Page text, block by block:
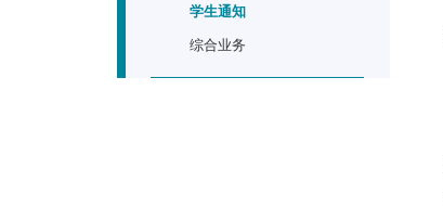
学生通知
综合业务